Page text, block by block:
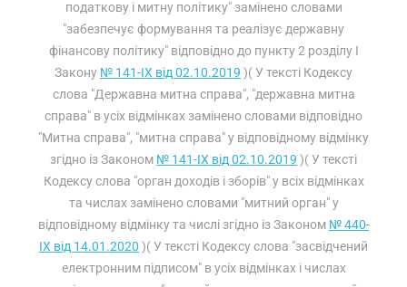
податкову і митну політику" замінено словами
"забезпечує формування та реалізує державну
фінансову політику" відповідно до пункту 2 розділу I
Закону № 141-IX від 02.10.2019 )( У тексті Кодексу
слова "Державна митна справа", "державна митна
справа" в усіх відмінках замінено словами відповідно
"Митна справа", "митна справа" у відповідному відмінку
згідно із Законом № 141-IX від 02.10.2019 )( У тексті
Кодексу слова "орган доходів і зборів" у всіх відмінках
та числах замінено словами "митний орган" у
відповідному відмінку та числі згідно із Законом № 440-
IX від 14.01.2020 )( У тексті Кодексу слова "засвідчений
електронним підписом" в усіх відмінках і числах